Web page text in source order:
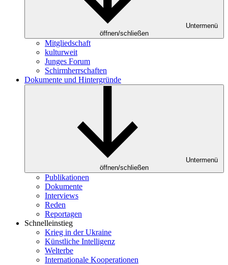
Untermenü
öffnen/schließen
Mitgliedschaft
kulturweit
Junges Forum
Schirmherrschaften
Dokumente und Hintergründe
Untermenü
öffnen/schließen
Publikationen
Dokumente
Interviews
Reden
Reportagen
Schnelleinstieg
Krieg in der Ukraine
Künstliche Intelligenz
Welterbe
Internationale Kooperationen